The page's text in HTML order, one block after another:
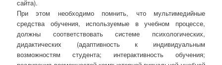
сайта).
При этом необходимо помнить, что мультимедийные
средства обучения, используемые в учебном процессе,
должны соответствовать системе психологических,
дидактических (адаптивность к индивидуальным
возможностям студента; интерактивность обучения;